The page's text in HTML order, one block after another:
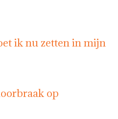
ik nu zetten in mijn
op